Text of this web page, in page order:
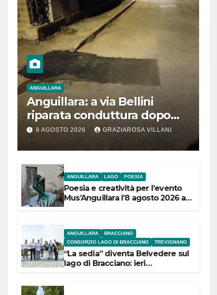
ANGUILLARA
Anguillara: a via Bellini
riparata conduttura dopo
segnalazione IdD
9 AGOSTO 2026 GRAZIAROSA VILLANI
ANGUILLARA LAGO POESIA
Poesia e creatività per l’evento
Mus’Anguillara l’8 agosto 2026 al
ANGUILLARA
BRACCIANO
CONSORZIO LAGO DI BRACCIANO
TREVIGNANO
“La sedia” diventa Belvedere sul
lago di Bracciano: ieri